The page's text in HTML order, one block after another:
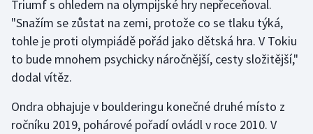
Triumf s ohledem na olympijské hry nepřeceňoval.
"Snažím se zůstat na zemi, protože co se tlaku týká,
tohle je proti olympiádě pořád jako dětská hra. V Tokiu
to bude mnohem psychicky náročnější, cesty složitější,"
dodal vítěz.
Ondra obhajuje v boulderingu konečné druhé místo z
ročníku 2019, pohárové pořadí ovládl v roce 2010. V